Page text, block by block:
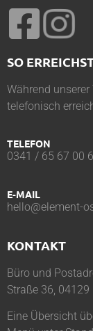
SO
Während
telefonisch
TELEFON
0341 / 65 67 00
E-MAIL
hello@element-
KONTAKT
Büro und
Straße 36, 04129
Eine Übersicht